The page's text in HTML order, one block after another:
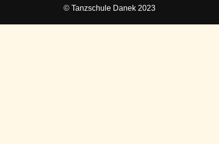
© Tanzschule Danek 2023